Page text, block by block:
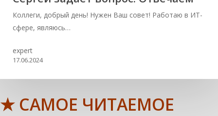
Коллеги, добрый день! Нужен Ваш совет! Работаю в ИТ-
сфере, являюсь…
expert
17.06.2024
★ САМОЕ ЧИТАЕМОЕ